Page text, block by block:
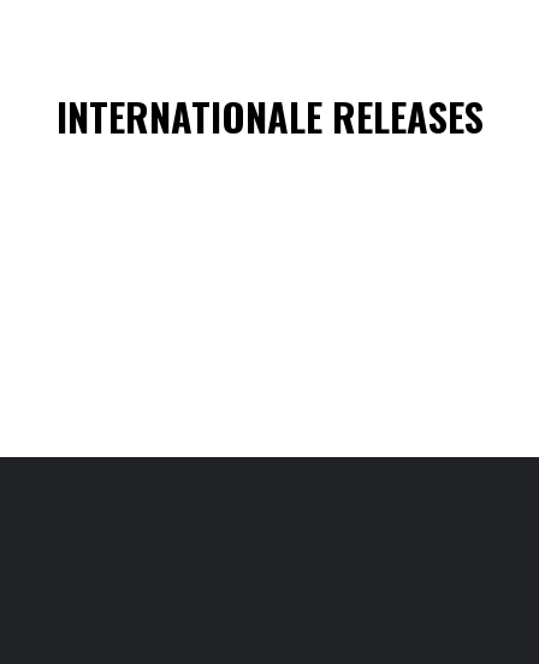
INTERNATIONALE RELEASES